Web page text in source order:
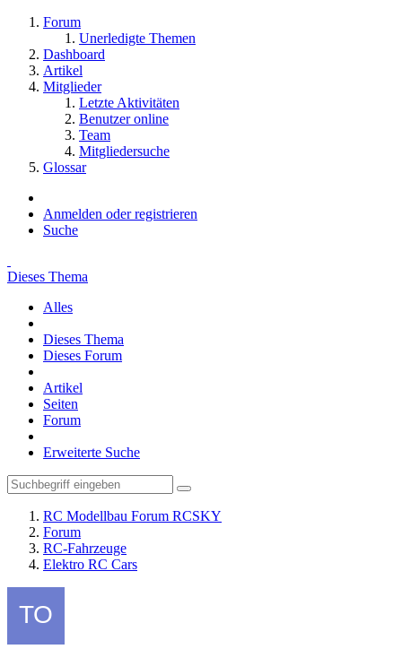
Forum
Unerledigte Themen
Dashboard
Artikel
Mitglieder
Letzte Aktivitäten
Benutzer online
Team
Mitgliedersuche
Glossar
Anmelden oder registrieren
Suche
Dieses Thema
Alles
Dieses Thema
Dieses Forum
Artikel
Seiten
Forum
Erweiterte Suche
RC Modellbau Forum RCSKY
Forum
RC-Fahrzeuge
Elektro RC Cars